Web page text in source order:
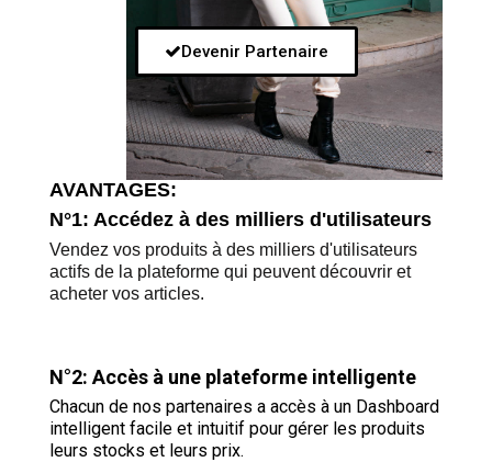
AVANTAGES:
N°1: Accédez à des milliers d'utilisateurs
Vendez vos produits à des milliers d'utilisateurs
actifs de la plateforme qui peuvent découvrir et
acheter vos articles.
Devenir Partenaire
N°2: Accès à une plateforme intelligente
Chacun de nos partenaires a accès à un Dashboard
intelligent facile et intuitif pour gérer les produits
leurs stocks et leurs prix.